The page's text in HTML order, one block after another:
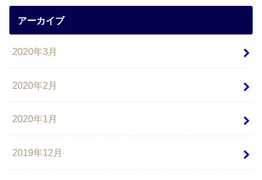
アーカイブ
2020年3月
2020年2月
2020年1月
2019年12月